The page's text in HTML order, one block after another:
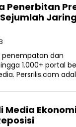
Penerbitan
penempatan dan
1.000+ portal
Persrilis.com
Media